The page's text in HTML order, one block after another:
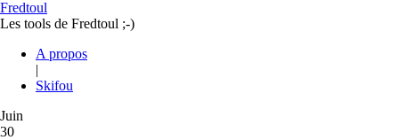
Fredtoul
Les tools de Fredtoul ;-)
A propos
|
Skifou
Juin
30